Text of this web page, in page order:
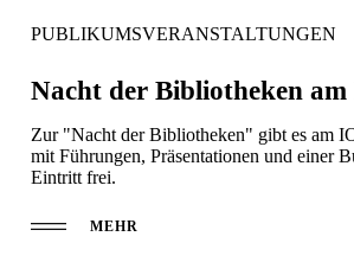
PUBLIKUMSVERANSTALTUNGEN
Nacht der Bibliotheken am
Zur "Nacht der Bibliotheken" gibt es am
mit Führungen, Präsentationen und einer
Eintritt frei.
MEHR